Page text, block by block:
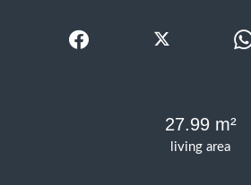
living area
27.99 m²